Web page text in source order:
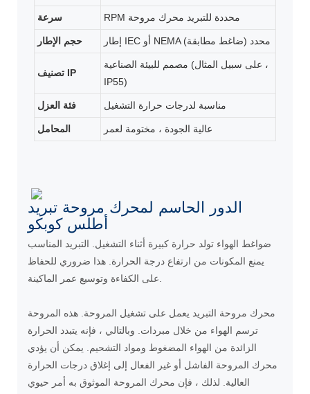
سرعة RPM محددة للتبريد محرك مروحة
حجم الإطار إطار IEC أو NEMA محدد (ضاغط مطابقة)
تصنيف IP
مصمم للبيئة الصناعية (على سبيل المثال ،
IP55)
فئة العزل مناسبة لدرجات حرارة التشغيل
المحامل عالية الجودة ، مختومة لعمر
الدور الحاسم لمحرك مروحة تبريد
أطلس كوبكو
ضواغط الهواء تولد حرارة كبيرة أثناء التشغيل. التبريد المناسب
يمنع المكونات من ارتفاع درجة الحرارة. هذا ضروري للحفاظ
على الكفاءة وتوسيع عمر الماكينة.
محرك مروحة التبريد يعمل على تشغيل المروحة. هذه المروحة
ترسم الهواء من خلال مبردات. وبالتالي ، فإنه يتبدد الحرارة
الزائدة من الهواء المضغوط ومواد التشحيم. يمكن أن يؤدي
محرك المروحة الفاشل أو غير الفعال إلى إغلاق درجات الحرارة
العالية. لذلك ، فإن محرك المروحة الموثوق به أمر حيوي